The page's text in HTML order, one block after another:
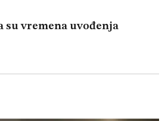
su vremena uvođenja